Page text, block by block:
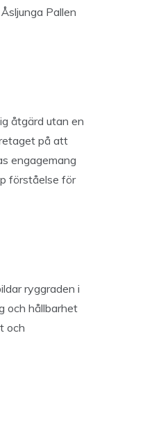
Pallen
åtgärd utan en
på att
engagemang
förståelse för
ryggraden i
och hållbarhet
och